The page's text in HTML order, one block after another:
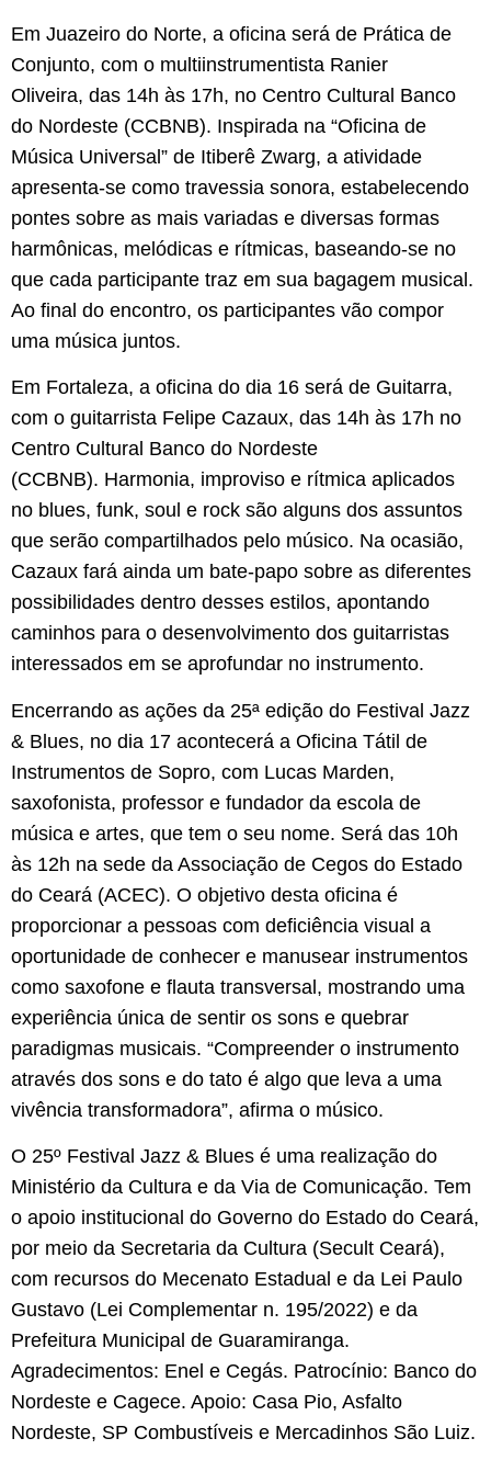
Em Juazeiro do Norte, a oficina será de Prática de
Conjunto, com o multiinstrumentista Ranier
Oliveira, das 14h às 17h, no Centro Cultural Banco
do Nordeste (CCBNB). Inspirada na “Oficina de
Música Universal” de Itiberê Zwarg, a atividade
apresenta-se como travessia sonora, estabelecendo
pontes sobre as mais variadas e diversas formas
harmônicas, melódicas e rítmicas, baseando-se no
que cada participante traz em sua bagagem musical.
Ao final do encontro, os participantes vão compor
uma música juntos.
Em Fortaleza, a oficina do dia 16 será de Guitarra,
com o guitarrista Felipe Cazaux, das 14h às 17h no
Centro Cultural Banco do Nordeste
(CCBNB). Harmonia, improviso e rítmica aplicados
no blues, funk, soul e rock são alguns dos assuntos
que serão compartilhados pelo músico. Na ocasião,
Cazaux fará ainda um bate-papo sobre as diferentes
possibilidades dentro desses estilos, apontando
caminhos para o desenvolvimento dos guitarristas
interessados em se aprofundar no instrumento.
Encerrando as ações da 25ª edição do Festival Jazz
& Blues, no dia 17 acontecerá a Oficina Tátil de
Instrumentos de Sopro, com Lucas Marden,
saxofonista, professor e fundador da escola de
música e artes, que tem o seu nome. Será das 10h
às 12h na sede da Associação de Cegos do Estado
do Ceará (ACEC). O objetivo desta oficina é
proporcionar a pessoas com deficiência visual a
oportunidade de conhecer e manusear instrumentos
como saxofone e flauta transversal, mostrando uma
experiência única de sentir os sons e quebrar
paradigmas musicais. “Compreender o instrumento
através dos sons e do tato é algo que leva a uma
vivência transformadora”, afirma o músico.
O 25º Festival Jazz & Blues é uma realização do
Ministério da Cultura e da Via de Comunicação. Tem
o apoio institucional do Governo do Estado do Ceará,
por meio da Secretaria da Cultura (Secult Ceará),
com recursos do Mecenato Estadual e da Lei Paulo
Gustavo (Lei Complementar n. 195/2022) e da
Prefeitura Municipal de Guaramiranga.
Agradecimentos: Enel e Cegás. Patrocínio: Banco do
Nordeste e Cagece. Apoio: Casa Pio, Asfalto
Nordeste, SP Combustíveis e Mercadinhos São Luiz.